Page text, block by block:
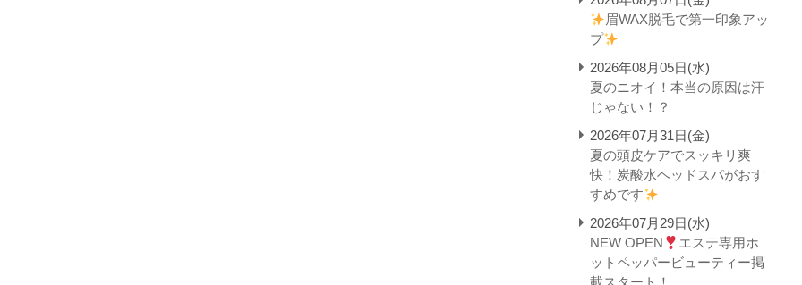
眉WAX脱毛で第一印象アッ
プ
2026年08月05日(水)
夏のニオイ！本当の原因は汗
じゃない！？
2026年07月31日(金)
夏の頭皮ケアでスッキリ爽
快！炭酸水ヘッドスパがおす
すめです
2026年07月29日(水)
NEW OPEN
エステ専用ホ
ットペッパービューティー掲
載スタート！